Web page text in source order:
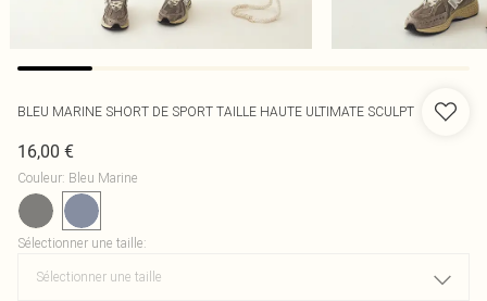
BLEU MARINE SHORT DE SPORT TAILLE HAUTE ULTIMATE SCULPT
16,00 €
Couleur: Bleu Marine
Sélectionner une taille: